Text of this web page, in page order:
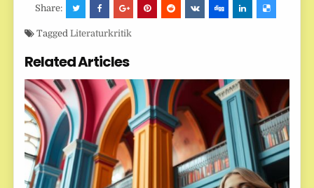
Share:
TaggedLiteraturkritik
Related Articles